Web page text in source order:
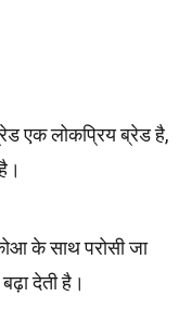
एक लोकप्रिय ब्रेड है,
के साथ परोसी जा
देती है।